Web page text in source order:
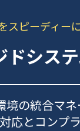
ピーディー
シス
の統合マ
応とコンプ